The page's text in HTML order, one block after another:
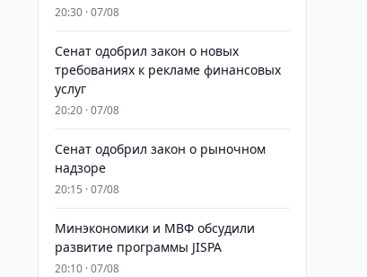
20:30 · 07/08
Сенат одобрил закон о новых
требованиях к рекламе финансовых
услуг
20:20 · 07/08
Сенат одобрил закон о рыночном
надзоре
20:15 · 07/08
Минэкономики и МВФ обсудили
развитие программы JISPA
20:10 · 07/08